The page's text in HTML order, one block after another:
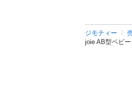
ジモティー
joie AB型ベビー